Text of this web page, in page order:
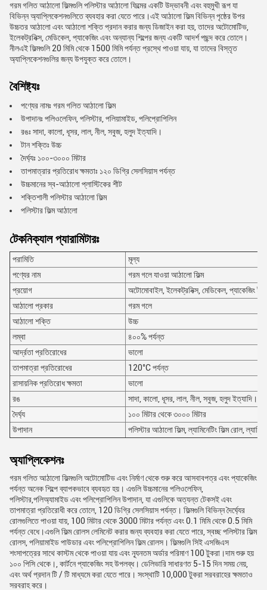
গরম গলিত আঠালো ফিল্মগুলি পলিস্টার আঠালো ফিল্মের একটি উদ্ভাবনী এবং বহুমুখী রূপ যা
বিভিন্ন অ্যাপ্লিকেশনগুলিতে ব্যবহার করা যেতে পারে।এই আঠালো ফিল্ম বিভিন্ন পৃষ্ঠের উপর
উচ্চতর আঠালো এবং আঠালো শক্তি প্রদান করার জন্য ডিজাইন করা হয়, তাদের অটোমোটিভ,
ইলেকট্রনিক্স, মেডিকেল, প্যাকেজিং এবং অন্যান্য শিল্পের জন্য একটি আদর্শ পছন্দ করে তোলে।
নীলএই ফিল্মগুলি 20 মিমি থেকে 1500 মিমি পর্যন্ত প্রস্থে পাওয়া যায়, যা তাদের বিস্তৃত
অ্যাপ্লিকেশনগুলির জন্য উপযুক্ত করে তোলে।
বৈশিষ্ট্যঃ
পণ্যের নামঃ গরম গলিত আঠালো ফিল্ম
উপাদানঃ পলিওলেফিন, পলিস্টার, পলিয়ামাইড, পলিপ্রোপিলিন
রঙঃ সাদা, কালো, ধূসর, লাল, নীল, সবুজ, হলুদ ইত্যাদি।
টান শক্তিঃ উচ্চ
দৈর্ঘ্যঃ ১০০-৩০০০ মিটার
তাপমাত্রার প্রতিরোধ ক্ষমতাঃ ১২০ ডিগ্রি সেলসিয়াস পর্যন্ত
উচ্চমানের স্ব-আঠালো প্লাস্টিকের শীট
শক্তিশালী পলিস্টার আঠালো ফিল্ম
পলিস্টার ফিল্ম আঠালো
টেকনিক্যাল প্যারামিটারঃ
পরামিতি
মূল্য
পণ্যের নাম
গরম গলে যাওয়া আঠালো ফিল্ম
প্রয়োগ
অটোমোবাইল, ইলেকট্রনিক্স, মেডিকেল, প্যাকেজিং
আঠালো প্রকার
গরম গলে
আঠালো শক্তি
উচ্চ
লম্বা
৪০০% পর্যন্ত
আর্দ্রতা প্রতিরোধের
ভালো
তাপমাত্রা প্রতিরোধের
120°C পর্যন্ত
রাসায়নিক প্রতিরোধ ক্ষমতা
ভালো
রঙ
সাদা, কালো, ধূসর, লাল, নীল, সবুজ, হলুদ ইত্যাদি।
দৈর্ঘ্য
১০০ মিটার থেকে ৩০০০ মিটার
উপাদান
পলিস্টার আঠালো ফিল্ম, ল্যামিনেটিং ফিল্ম রোল,
অ্যাপ্লিকেশনঃ
গরম গলিত আঠালো ফিল্মগুলি অটোমোটিভ এবং নির্মাণ থেকে শুরু করে আসবাবপত্র এবং প্যাকেজিং
পর্যন্ত অনেক শিল্পে ব্যাপকভাবে ব্যবহৃত হয়। এগুলি উচ্চমানের পলিওলেফিন,
পলিস্টার,পলিঅ্যামাইড এবং পলিপ্রোপিলিন উপাদান, যা এগুলিকে অত্যন্ত টেকসই এবং
তাপমাত্রা প্রতিরোধী করে তোলে, 120 ডিগ্রি সেলসিয়াস পর্যন্ত। ফিল্মগুলি বিভিন্ন দৈর্ঘ্যের
রোলগুলিতে পাওয়া যায়, 100 মিটার থেকে 3000 মিটার পর্যন্ত এবং 0.1 মিমি থেকে 0.5 মিমি
পর্যন্ত বেধে।এগুলি ফিল্ম রোলস লেমিনেট করার জন্য ব্যবহার করা যেতে পারে, স্বচ্ছ পলিস্টার ফিল্ম
রোলস, পলিয়ামাইড পাউডার এবং পলিপ্রোপিলিন ফিল্ম রোলস। ফিল্মগুলি সিই এসজিএস
শংসাপত্রের সাথে কাস্টম থেকে পাওয়া যায় এবং ন্যূনতম অর্ডার পরিমাণ 100 টুকরা।দাম শুরু হয়
১০০ পিসি থেকে।, কার্টনে প্যাকেজিং সহ উপলব্ধ। ডেলিভারি সাধারণত 5-15 দিন সময় নেয়,
এবং অর্থ প্রদান টি / টি মাধ্যমে করা যেতে পারে। সংস্থাটি 10,000 টুকরা সরবরাহের ক্ষমতাও
সরবরাহ করে।